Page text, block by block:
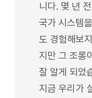
니다. 몇 년
국가 시스템
도 경험해보
지만 그 조롱
잘 알게 되었
지금 우리가